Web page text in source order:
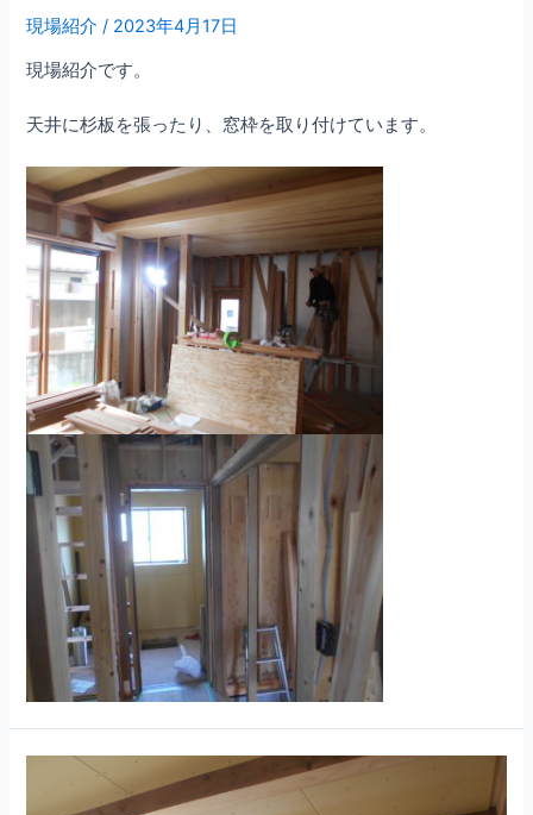
現場紹介 / 2023年4月17日
現場紹介です。
天井に杉板を張ったり、窓枠を取り付けています。